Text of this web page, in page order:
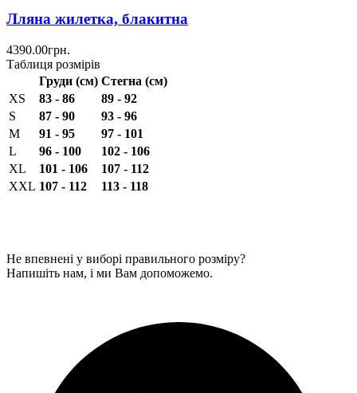
Лляна жилетка, блакитна
4390.00грн.
Таблиця розмірів
Груди (см) Стегна (см)
XS
83 - 86
89 - 92
S
87 - 90
93 - 96
M
91 - 95
97 - 101
L
96 - 100
102 - 106
XL
101 - 106
107 - 112
XXL 107 - 112 113 - 118
Не впевнені у виборі правильного розміру?
Напишіть нам, і ми Вам допоможемо.